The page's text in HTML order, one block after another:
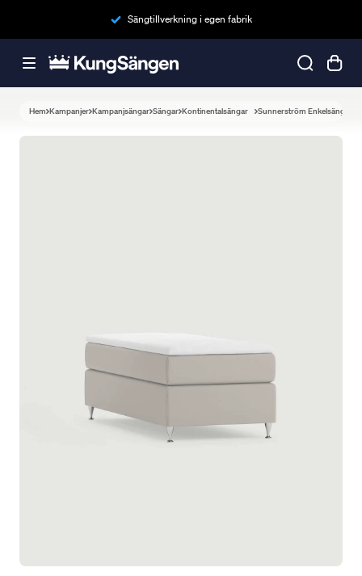
Sängtillverkning i egen fabrik
Hem Kampanjer Kampanjsängar Sängar Kontinentalsängar Sunnerström Enkelsäng